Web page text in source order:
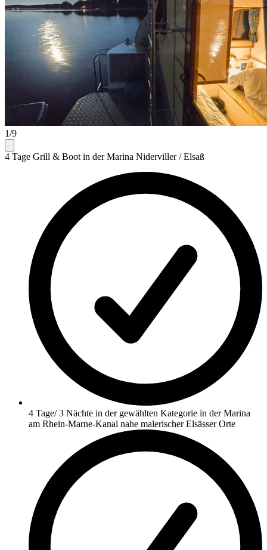
1/9
4 Tage Grill & Boot in der Marina Niderviller / Elsaß
4 Tage/ 3 Nächte in der gewählten Kategorie in der Marina
am Rhein-Marne-Kanal nahe malerischer Elsässer Orte